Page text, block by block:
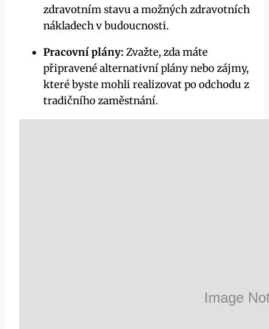
zdravotním stavu a možných zdravotních
nákladech v budoucnosti.
Pracovní plány: Zvažte, zda máte
připravené alternativní plány nebo zájmy,
které byste mohli realizovat po odchodu z
tradičního zaměstnání.